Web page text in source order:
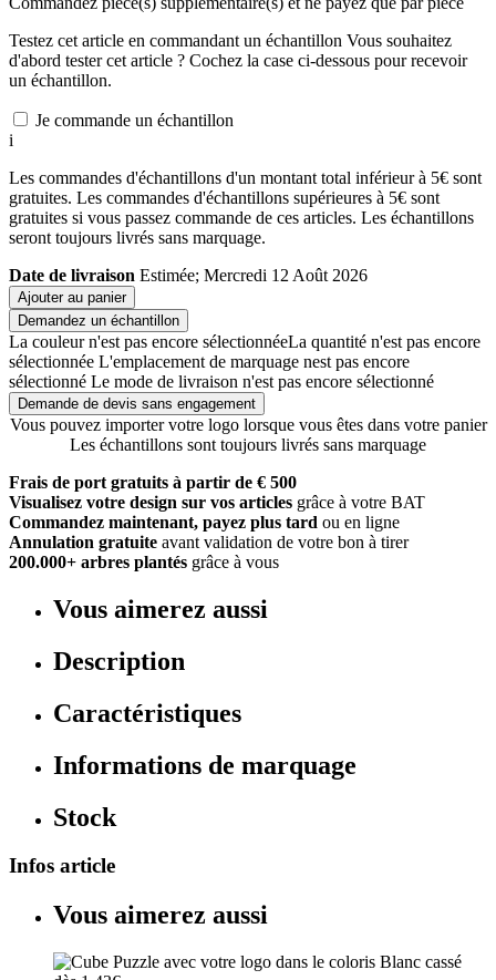
Testez cet article en commandant un échantillon Vous souhaitez
d'abord tester cet article ? Cochez la case ci-dessous pour recevoir
un échantillon.
Je commande un échantillon
i
Les commandes d'échantillons d'un montant total inférieur à 5€ sont
gratuites. Les commandes d'échantillons supérieures à 5€ sont
gratuites si vous passez commande de ces articles. Les échantillons
seront toujours livrés sans marquage.
Date de livraison Estimée; Mercredi 12 Août 2026
Ajouter au panier
Demandez un échantillon
La couleur n'est pas encore sélectionnéeLa quantité n'est pas encore
sélectionnée L'emplacement de marquage nest pas encore
sélectionné Le mode de livraison n'est pas encore sélectionné
Demande de devis sans engagement
Vous pouvez importer votre logo lorsque vous êtes dans votre panier
Les échantillons sont toujours livrés sans marquage
Frais de port gratuits à partir de € 500
Visualisez votre design sur vos articles grâce à votre BAT
Commandez maintenant, payez plus tard ou en ligne
Annulation gratuite avant validation de votre bon à tirer
200.000+ arbres plantés grâce à vous
Vous aimerez aussi
Description
Caractéristiques
Informations de marquage
Stock
Infos article
Vous aimerez aussi